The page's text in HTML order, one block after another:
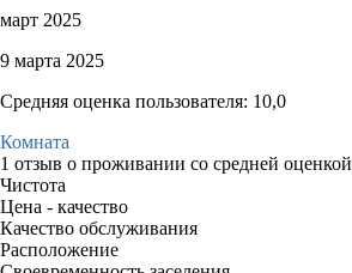
март 2025
9 марта 2025
Средняя оценка пользователя: 10,0
Комната
1 отзыв о проживании со средней оценкой
Чистота
Цена - качество
Качество обслуживания
Расположение